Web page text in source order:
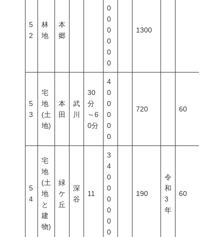
5
2
林
地
本
郷
0
0
0
0
0
0
1300
5
3
宅
地
(土
地)
本
田
武
川
30
分
～6
0分
4
0
0
0
0
0
720 60
5
4
宅
地
(土
地
と
建
物)
緑
ケ
丘
深
谷
11
3
4
0
0
0
0
0
0
190
令
和
3
年
60